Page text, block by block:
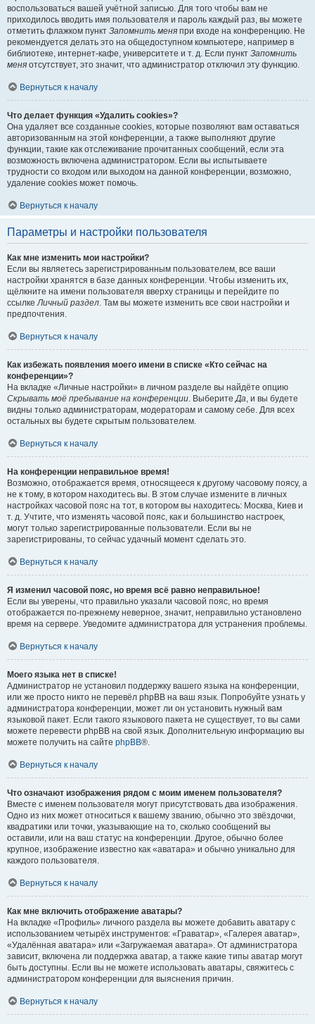
воспользоваться вашей учётной записью. Для того чтобы вам не
приходилось вводить имя пользователя и пароль каждый раз, вы можете
отметить флажком пункт Запомнить меня при входе на конференцию. Не
рекомендуется делать это на общедоступном компьютере, например в
библиотеке, интернет-кафе, университете и т. д. Если пункт Запомнить
меня отсутствует, это значит, что администратор отключил эту функцию.
Вернуться к началу
Что делает функция «Удалить cookies»?
Она удаляет все созданные cookies, которые позволяют вам оставаться
авторизованным на этой конференции, а также выполняют другие
функции, такие как отслеживание прочитанных сообщений, если эта
возможность включена администратором. Если вы испытываете
трудности со входом или выходом на данной конференции, возможно,
удаление cookies может помочь.
Вернуться к началу
Параметры и настройки пользователя
Как мне изменить мои настройки?
Если вы являетесь зарегистрированным пользователем, все ваши
настройки хранятся в базе данных конференции. Чтобы изменить их,
щёлкните на имени пользователя вверху страницы и перейдите по
ссылкеЛичный раздел. Там вы можете изменить все свои настройки и
предпочтения.
Вернуться к началу
Как избежать появления моего имени в списке «Кто сейчас на
конференции»?
На вкладке «Личные настройки» в личном разделе вы найдёте опцию
Скрывать моё пребывание на конференции. ВыберитеДа, и вы будете
видны только администраторам, модераторам и самому себе. Для всех
остальных вы будете скрытым пользователем.
Вернуться к началу
На конференции неправильное время!
Возможно, отображается время, относящееся к другому часовому поясу, а
не к тому, в котором находитесь вы. В этом случае измените в личных
настройках часовой пояс на тот, в котором вы находитесь: Москва, Киев и
т. д. Учтите, что изменять часовой пояс, как и большинство настроек,
могут только зарегистрированные пользователи. Если вы не
зарегистрированы, то сейчас удачный момент сделать это.
Вернуться к началу
Я изменил часовой пояс, но время всё равно неправильное!
Если вы уверены, что правильно указали часовой пояс, но время
отображается по-прежнему неверное, значит, неправильно установлено
время на сервере. Уведомите администратора для устранения проблемы.
Вернуться к началу
Моего языка нет в списке!
Администратор не установил поддержку вашего языка на конференции,
или же просто никто не перевёл phpBB на ваш язык. Попробуйте узнать у
администратора конференции, может ли он установить нужный вам
языковой пакет. Если такого языкового пакета не существует, то вы сами
можете перевести phpBB на свой язык. Дополнительную информацию вы
можете получить на сайте phpBB®.
Вернуться к началу
Что означают изображения рядом с моим именем пользователя?
Вместе с именем пользователя могут присутствовать два изображения.
Одно из них может относиться к вашему званию, обычно это звёздочки,
квадратики или точки, указывающие на то, сколько сообщений вы
оставили, или на ваш статус на конференции. Другое, обычно более
крупное, изображение известно как «аватара» и обычно уникально для
каждого пользователя.
Вернуться к началу
Как мне включить отображение аватары?
На вкладке «Профиль» личного раздела вы можете добавить аватару с
использованием четырёх инструментов: «Граватар», «Галерея аватар»,
«Удалённая аватара» или «Загружаемая аватара». От администратора
зависит, включена ли поддержка аватар, а также какие типы аватар могут
быть доступны. Если вы не можете использовать аватары, свяжитесь с
администратором конференции для выяснения причин.
Вернуться к началу